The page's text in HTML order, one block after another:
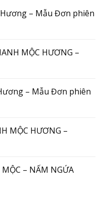
– Mẫu Đơn phiên
MỘC HƯƠNG –
– Mẫu Đơn phiên
MỘC HƯƠNG –
– NẤM NGỨA